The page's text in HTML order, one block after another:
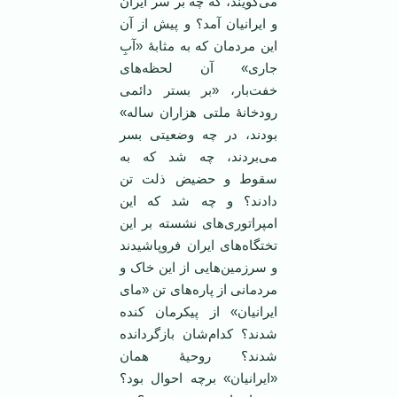
و ایرانیان آمد؟ و پیش از آن
این مردمان که به مثابۀ «آبِ
جاری» آن لحظه‌های
خفت‌بار، «بر بستر دائمی
رودخانۀ ملتی هزاران ساله»
بودند، در چه وضعیتی بسر
می‌بردند، چه شد که به
سقوط و حضیض ذلت تن
دادند؟ و چه شد که این
امپراتوری‌های نشسته بر این
تختگاه‌های ایران فروپاشیدند
و سرزمین‌هایی از این خاک و
مردمانی از پاره‌های تن «مای
ایرانیان» از پیکرمان کنده
شدند؟ کدام‌شان بازگردانده
شدند؟ روحیۀ همان
«ایرانیان» برچه احوال بود؟